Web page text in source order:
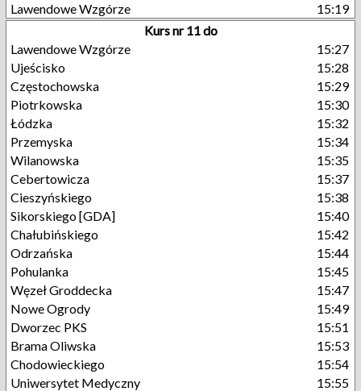
Lawendowe Wzgórze
15:19
Kurs nr 11 do
Lawendowe Wzgórze
15:27
Ujeścisko
15:28
Częstochowska
15:29
Piotrkowska
15:30
Łódzka
15:32
Przemyska
15:34
Wilanowska
15:35
Cebertowicza
15:37
Cieszyńskiego
15:38
Sikorskiego [GDA]
15:40
Chałubińskiego
15:42
Odrzańska
15:44
Pohulanka
15:45
Węzeł Groddecka
15:47
Nowe Ogrody
15:49
Dworzec PKS
15:51
Brama Oliwska
15:53
Chodowieckiego
15:54
Uniwersytet Medyczny
15:55